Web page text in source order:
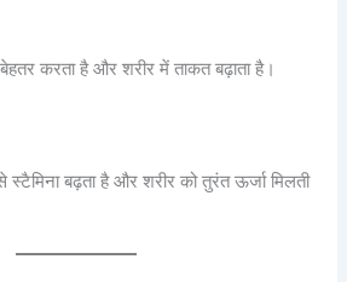
करता है और शरीर में ताकत बढ़ाता है।
बढ़ता है और शरीर को तुरंत ऊर्जा मिलती